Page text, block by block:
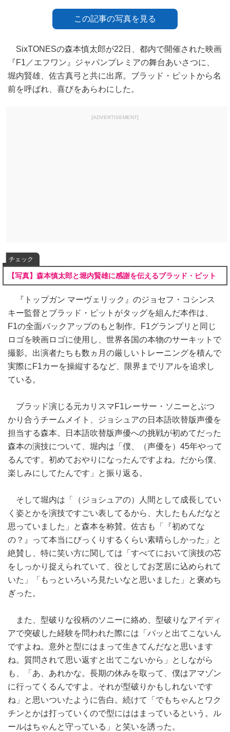
この記事の写真を見る
SixTONESの森本慎太郎が22日、都内で開催された映画
『F1／エフワン』ジャパンプレミアの舞台あいさつに、
堀内賢雄、佐古真弓と共に出席。ブラッド・ピットから名
前を呼ばれ、喜びをあらわにした。
[ADVERTISEMENT]
チェック
【写真】森本慎太郎と堀内賢雄に感謝を伝えるブラッド・ピット
『トップガン マーヴェリック』のジョセフ・コシンス
キー監督とブラッド・ピットがタッグを組んだ本作は、
F1の全面バックアップのもと制作。F1グランプリと同じ
ロゴを映画ロゴに使用し、世界各国の本物のサーキットで
撮影。出演者たちも数ヵ月の厳しいトレーニングを積んで
実際にF1カーを操縦するなど、限界までリアルを追求し
ている。
ブラッド演じる元カリスマF1レーサー・ソニーとぶつ
かり合うチームメイト、ジョシュアの日本語吹替版声優を
担当する森本。日本語吹替版声優への挑戦が初めてだった
森本の演技について、堀内は「僕、（声優を）45年やって
るんです。初めておやりになったんですよね。だから僕、
楽しみにしてたんです」と振り返る。
そして堀内は「（ジョシュアの）人間として成長してい
く姿とかを演技ですごい表してるから、大したもんだなと
思っていました」と森本を称賛。佐古も「『初めてな
の？』って本当にびっくりするくらい素晴らしかった」と
絶賛し、特に笑い方に関しては「すべてにおいて演技の芯
をしっかり捉えられていて、役としてお芝居に込められて
いた」「もっといろいろ見たいなと思いました」と褒めち
ぎった。
また、型破りな役柄のソニーに絡め、型破りなアイディ
アで突破した経験を問われた際には「パッと出てこないん
ですよね。意外と型にはまって生きてんだなと思います
ね。質問されて思い返すと出てこないから」としながら
も、「あ、あれかな。長期の休みを取って、僕はアマゾン
に行ってくるんですよ。それが型破りかもしれないです
ね」と思いついたように告白。続けて「でもちゃんとワク
チンとかは打っていくので型にははまっているという。ル
ールはちゃんと守っている」と笑いを誘った。